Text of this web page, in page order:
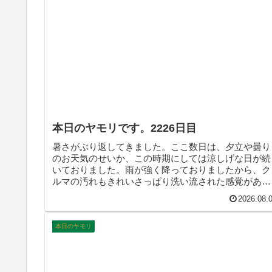
本日のヤモリです。2226日目
暑さがぶり返してきました。ここ数日は、夕立や曇り
のお天気のせいか、この時期にしては涼しげな日が続
いておりました。雨が強く降っておりましたから、ク
ルマの汚れもきれいさっぱり洗い流された感覚があり
ました。被災地の方々には申し訳ないが、めぐみの雨
でございました。南海トラフ地震は、いつになったら
来るのやら…。そんなこんなで、本日のヤモリです。
本日のヤモリ